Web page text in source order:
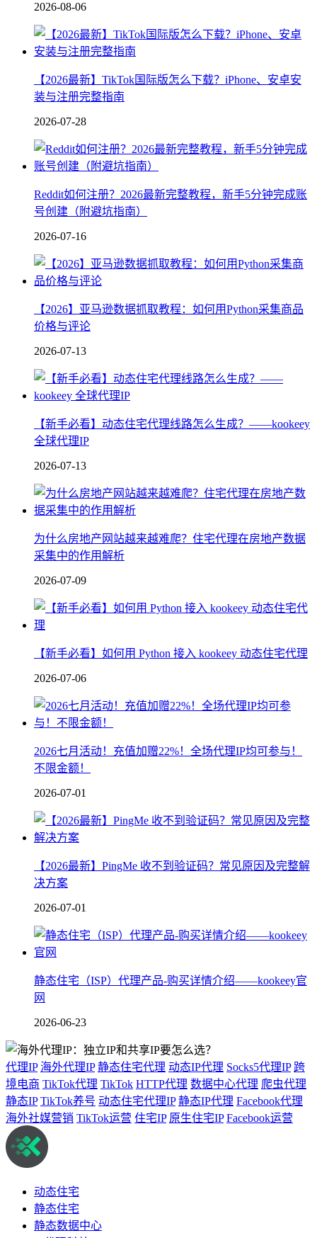
2026-08-06
【2026最新】TikTok国际版怎么下载？iPhone、安卓安
装与注册完整指南
2026-07-28
Reddit如何注册？2026最新完整教程，新手5分钟完成账
号创建（附避坑指南）
2026-07-16
【2026】亚马逊数据抓取教程：如何用Python采集商品
价格与评论
2026-07-13
【新手必看】动态住宅代理线路怎么生成？——kookeey
全球代理IP
2026-07-13
为什么房地产网站越来越难爬？住宅代理在房地产数据
采集中的作用解析
2026-07-09
【新手必看】如何用 Python 接入 kookeey 动态住宅代理
2026-07-06
2026七月活动！充值加赠22%！全场代理IP均可参与！
不限金额！
2026-07-01
【2026最新】PingMe 收不到验证码？常见原因及完整解
决方案
2026-07-01
静态住宅（ISP）代理产品-购买详情介绍——kookeey官
网
2026-06-23
代理IP 海外代理IP 静态住宅代理 动态IP代理 Socks5代理IP 跨
境电商 TikTok代理 TikTok HTTP代理 数据中心代理 爬虫代理
静态IP TikTok养号 动态住宅代理IP 静态IP代理 Facebook代理
海外社媒营销 TikTok运营 住宅IP 原生住宅IP Facebook运营
动态住宅
静态住宅
静态数据中心